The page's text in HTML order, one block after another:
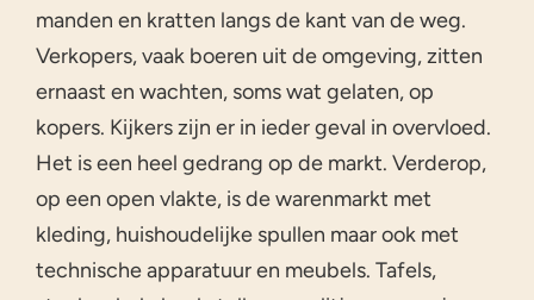
manden en kratten langs de kant van de weg.
Verkopers, vaak boeren uit de omgeving, zitten
ernaast en wachten, soms wat gelaten, op
kopers. Kijkers zijn er in ieder geval in overvloed.
Het is een heel gedrang op de markt. Verderop,
op een open vlakte, is de warenmarkt met
kleding, huishoudelijke spullen maar ook met
technische apparatuur en meubels. Tafels,